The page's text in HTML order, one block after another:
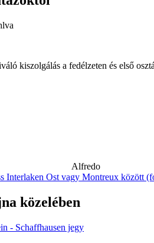
kiszolgálás a fedélzeten és első
Alfredo
Interlaken Ost vagy Montreux között
közelében
- Schaffhausen jegy